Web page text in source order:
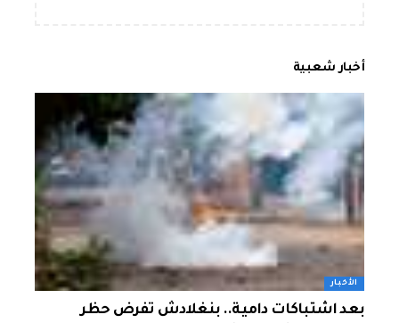
أخبار شعبية
الأخبار
بعد اشتباكات دامية.. بنغلادش تفرض حظر